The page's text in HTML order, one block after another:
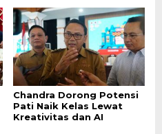
Chandra Dorong Potensi
Pati Naik Kelas Lewat
Kreativitas dan AI